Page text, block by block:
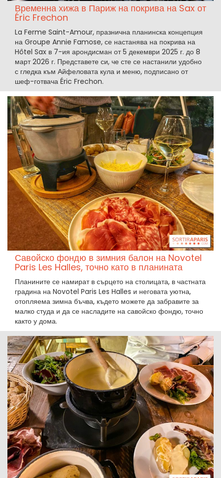
Временна хижа в Париж на покрива на Sax от
Éric Frechon
La Ferme Saint-Amour, празнична планинска концепция
на Groupe Annie Famose, се настанява на покрива на
Hôtel Sax в 7-ия арондисман от 5 декември 2025 г. до 8
март 2026 г. Представете си, че сте се настанили удобно
с гледка към Айфеловата кула и меню, подписано от
шеф-готвача Éric Frechon.
Савойско фондю в зимния балон на Novotel
Paris Les Halles, точно като в планината
Планините се намират в сърцето на столицата, в частната
градина на Novotel Paris Les Halles и неговата уютна,
отопляема зимна бъчва, където можете да забравите за
малко студа и да се насладите на савойско фондю, точно
както у дома.